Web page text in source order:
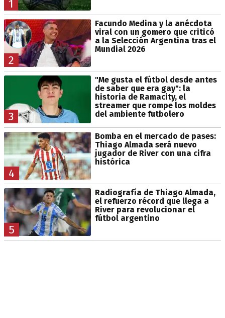
1
2
Facundo Medina y la anécdota
viral con un gomero que criticó
a la Selección Argentina tras el
Mundial 2026
3
"Me gusta el fútbol desde antes
de saber que era gay": la
historia de Ramacity, el
streamer que rompe los moldes
del ambiente futbolero
4
Bomba en el mercado de pases:
Thiago Almada será nuevo
jugador de River con una cifra
histórica
5
Radiografía de Thiago Almada,
el refuerzo récord que llega a
River para revolucionar el
fútbol argentino